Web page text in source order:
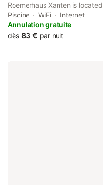
Roemerhaus Xanten is
from Town Hall Duisburg and
Piscine WiFi
Internet
Annulation gratuite
dès 83 € par nuit